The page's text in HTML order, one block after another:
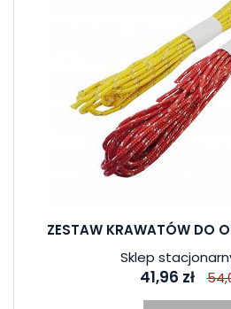
ZESTAW KRAWATÓW DO
Sklep
41,96 zł